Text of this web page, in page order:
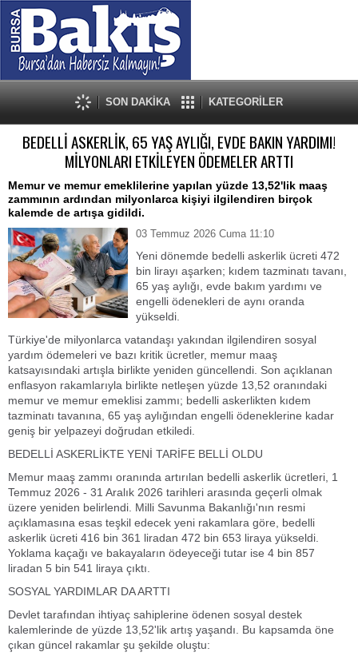
SON DAKİKA KATEGORİLER
BEDELLİ ASKERLİK, 65 YAŞ AYLIĞI, EVDE BAKIN YARDIMI!
MİLYONLARI ETKİLEYEN ÖDEMELER ARTTI
Memur ve memur emeklilerine yapılan yüzde 13,52'lik maaş
zammının ardından milyonlarca kişiyi ilgilendiren birçok
kalemde de artışa gidildi.
03 Temmuz 2026 Cuma 11:10
Yeni dönemde bedelli askerlik ücreti 472
bin lirayı aşarken; kıdem tazminatı tavanı,
65 yaş aylığı, evde bakım yardımı ve
engelli ödenekleri de aynı oranda
yükseldi.
Türkiye'de milyonlarca vatandaşı yakından ilgilendiren sosyal
yardım ödemeleri ve bazı kritik ücretler, memur maaş
katsayısındaki artışla birlikte yeniden güncellendi. Son açıklanan
enflasyon rakamlarıyla birlikte netleşen yüzde 13,52 oranındaki
memur ve memur emeklisi zammı; bedelli askerlikten kıdem
tazminatı tavanına, 65 yaş aylığından engelli ödeneklerine kadar
geniş bir yelpazeyi doğrudan etkiledi.
BEDELLİ ASKERLİKTE YENİ TARİFE BELLİ OLDU
Memur maaş zammı oranında artırılan bedelli askerlik ücretleri, 1
Temmuz 2026 - 31 Aralık 2026 tarihleri arasında geçerli olmak
üzere yeniden belirlendi. Milli Savunma Bakanlığı'nın resmi
açıklamasına esas teşkil edecek yeni rakamlara göre, bedelli
askerlik ücreti 416 bin 361 liradan 472 bin 653 liraya yükseldi.
Yoklama kaçağı ve bakayaların ödeyeceği tutar ise 4 bin 857
liradan 5 bin 541 liraya çıktı.
SOSYAL YARDIMLAR DA ARTTI
Devlet tarafından ihtiyaç sahiplerine ödenen sosyal destek
kalemlerinde de yüzde 13,52'lik artış yaşandı. Bu kapsamda öne
çıkan güncel rakamlar şu şekilde oluştu: